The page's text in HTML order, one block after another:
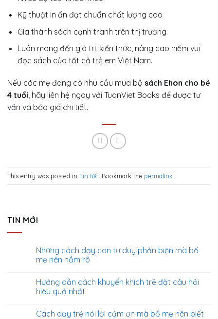
Kỹ thuật in ấn đạt chuẩn chất lượng cao
Giá thành sách cạnh tranh trên thị trường.
Luôn mang đến giá trị, kiến thức, nâng cao niềm vui
đọc sách của tất cả trẻ em Việt Nam.
Nếu các mẹ đang có nhu cầu mua bộ sách Ehon cho bé
4 tuổi, hãy liên hệ ngay với TuanViet Books để được tư
vấn và báo giá chi tiết.
This entry was posted in Tin tức . Bookmark the permalink
TIN MỚI
Những cách dạy con tư duy phản biện mà bố
mẹ nên nắm rõ
Hướng dẫn cách khuyến khích trẻ đặt câu hỏi
hiệu quả nhất
Cách dạy trẻ nói lời cảm ơn mà bố mẹ nên biết